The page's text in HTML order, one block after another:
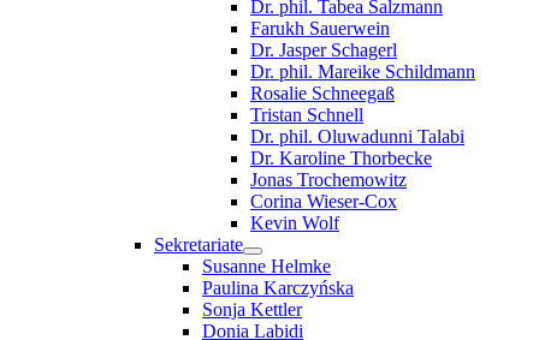
Dr. phil. Tabea Salzmann
Farukh Sauerwein
Dr. Jasper Schagerl
Dr. phil. Mareike Schildmann
Rosalie Schneegaß
Tristan Schnell
Dr. phil. Oluwadunni Talabi
Dr. Karoline Thorbecke
Jonas Trochemowitz
Corina Wieser-Cox
Kevin Wolf
Sekretariate
Susanne Helmke
Paulina Karczyńska
Sonja Kettler
Donia Labidi